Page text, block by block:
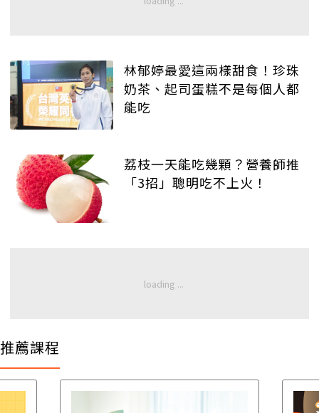
林郁婷最愛這兩樣甜食！珍珠
奶茶、起司蛋糕不是每個人都
能吃
荔枝一天能吃幾顆？營養師推
「3招」聰明吃不上火！
推薦課程